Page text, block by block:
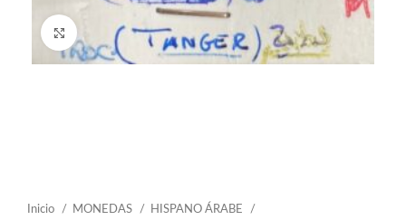
Click to enlarge
Inicio MONEDAS
HISPANO ÁRABE